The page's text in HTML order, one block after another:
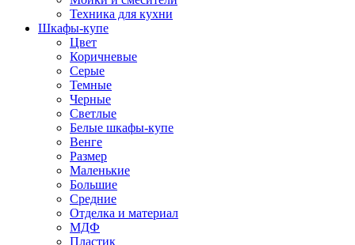
Техника для кухни
Шкафы-купе
Цвет
Коричневые
Серые
Темные
Черные
Светлые
Белые шкафы-купе
Венге
Размер
Маленькие
Большие
Средние
Отделка и материал
МДФ
Пластик